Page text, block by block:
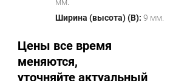
Ширина (высота) (B): 9 мм.
Цены все время
меняются,
уточняйте актуальный